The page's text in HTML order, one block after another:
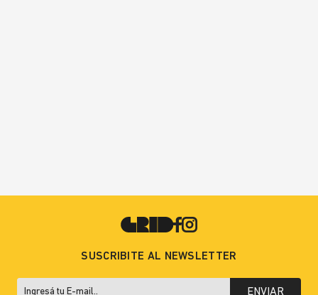
SUSCRIBITE AL NEWSLETTER
ENVIAR